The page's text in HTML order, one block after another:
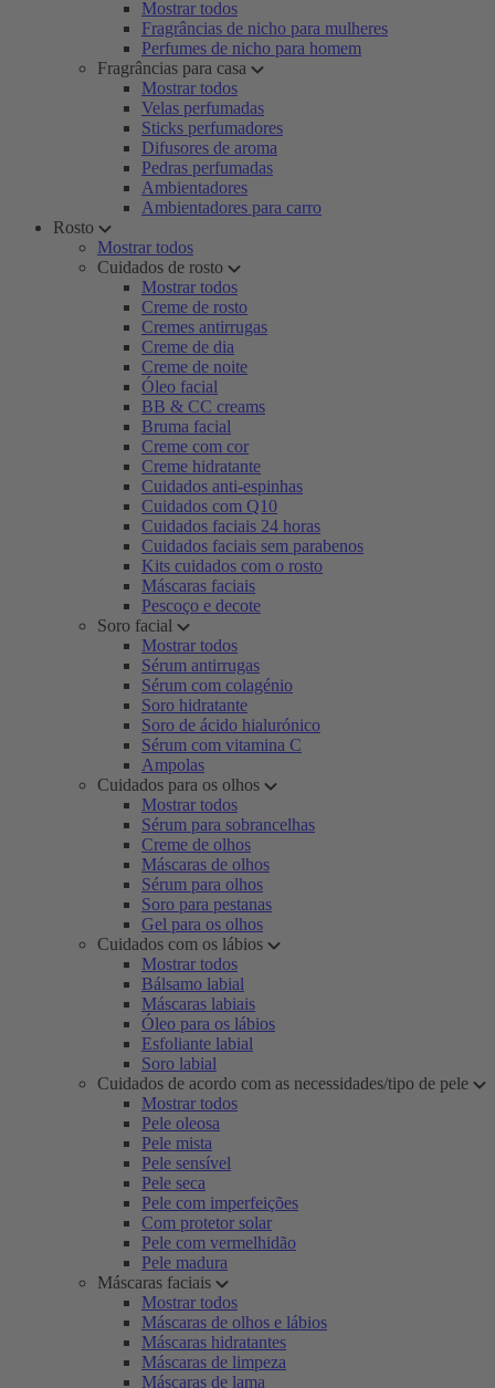
Mostrar todos
Fragrâncias de nicho para mulheres
Perfumes de nicho para homem
Fragrâncias para casa
Mostrar todos
Velas perfumadas
Sticks perfumadores
Difusores de aroma
Pedras perfumadas
Ambientadores
Ambientadores para carro
Rosto
Mostrar todos
Cuidados de rosto
Mostrar todos
Creme de rosto
Cremes antirrugas
Creme de dia
Creme de noite
Óleo facial
BB & CC creams
Bruma facial
Creme com cor
Creme hidratante
Cuidados anti-espinhas
Cuidados com Q10
Cuidados faciais 24 horas
Cuidados faciais sem parabenos
Kits cuidados com o rosto
Máscaras faciais
Pescoço e decote
Soro facial
Mostrar todos
Sérum antirrugas
Sérum com colagénio
Soro hidratante
Soro de ácido hialurónico
Sérum com vitamina C
Ampolas
Cuidados para os olhos
Mostrar todos
Sérum para sobrancelhas
Creme de olhos
Máscaras de olhos
Sérum para olhos
Soro para pestanas
Gel para os olhos
Cuidados com os lábios
Mostrar todos
Bálsamo labial
Máscaras labiais
Óleo para os lábios
Esfoliante labial
Soro labial
Cuidados de acordo com as necessidades/tipo de pele
Mostrar todos
Pele oleosa
Pele mista
Pele sensível
Pele seca
Pele com imperfeições
Com protetor solar
Pele com vermelhidão
Pele madura
Máscaras faciais
Mostrar todos
Máscaras de olhos e lábios
Máscaras hidratantes
Máscaras de limpeza
Máscaras de lama